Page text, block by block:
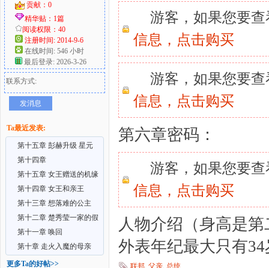
好
贡献：0
精华贴：1篇
阅读权限：40
注册时间: 2014-9-6
在线时间: 546 小时
最后登录: 2026-3-26
联系方式:
发消息
Ta最近发表:
第十五章 彭赫升级 星元
卿和林若岚
第十四章
第十五章 女王赠送的机缘
第十四章 女王和亲王
第十三章 想落难的公主
第十二章 楚秀莹一家的假
日
第十一章 唤回
第十章 走火入魔的母亲
更多Ta的好帖>>
游客，如果您要
信息， 点击购买
游客，如果您要
信息， 点击购买
第六章密码：
游客，如果您要
信息， 点击购买
人物介绍（身高是
外表年纪最大只有
联邦, 父亲, 总统